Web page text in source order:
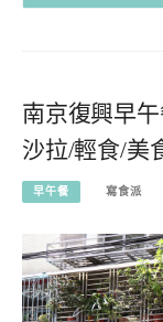
南京復興早
沙拉/輕食/美
早午餐 寫食派